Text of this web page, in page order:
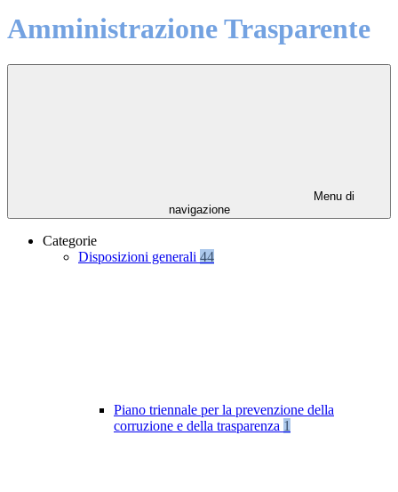
Amministrazione Trasparente
Menu di
navigazione
Categorie
Disposizioni generali 44
Piano triennale per la prevenzione della
corruzione e della trasparenza 1